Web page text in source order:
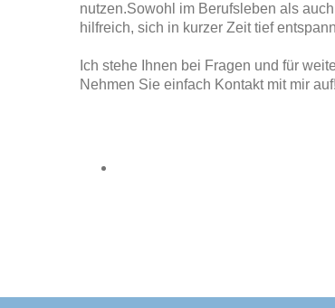
nutzen.Sowohl im Berufsleben als
hilfreich, sich in kurzer Zeit tief
Ich stehe Ihnen bei Fragen und für
Nehmen Sie einfach Kontakt mit mir auf!